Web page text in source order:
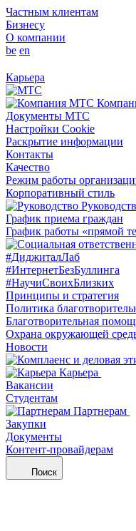
Частным клиентам
Бизнесу
О компании
be en
Карьера
Документы МТС
Настройки Cookie
Раскрытие информации
Контакты
Качество
Режим работы
Корпоративный стиль
График приема граждан
График работы «прямой
#ДиджиталЛаб
#ИнтернетБезБуллинга
#НаучиСвоихБлизких
Принципы и стратегия
Политика
Благотворительная
Охрана окружающей
Новости
Карьера
Вакансии
Студентам
Партнерам
Закупки
Документы
Контент-провайдерам
Поиск